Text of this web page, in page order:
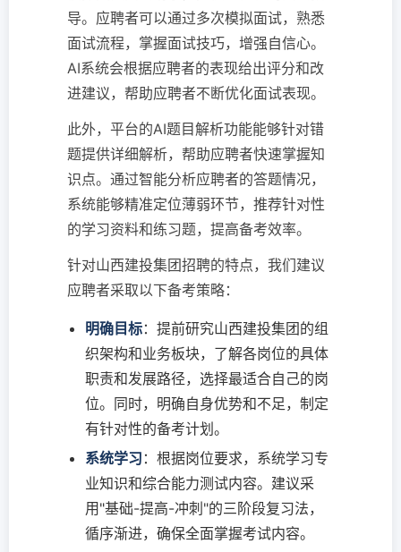
导。应聘者可以通过多次模拟面试，熟悉
面试流程，掌握面试技巧，增强自信心。
AI系统会根据应聘者的表现给出评分和改
进建议，帮助应聘者不断优化面试表现。
此外，平台的AI题目解析功能能够针对错
题提供详细解析，帮助应聘者快速掌握知
识点。通过智能分析应聘者的答题情况，
系统能够精准定位薄弱环节，推荐针对性
的学习资料和练习题，提高备考效率。
针对山西建投集团招聘的特点，我们建议
应聘者采取以下备考策略：
明确目标：提前研究山西建投集团的组
织架构和业务板块，了解各岗位的具体
职责和发展路径，选择最适合自己的岗
位。同时，明确自身优势和不足，制定
有针对性的备考计划。
系统学习 ：根据岗位要求，系统学习专
业知识和综合能力测试内容。建议采
用"基础-提高-冲刺"的三阶段复习法，
循序渐进，确保全面掌握考试内容。